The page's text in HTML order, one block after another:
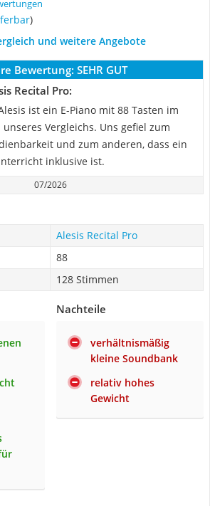
)
und weitere Angebote
Bewertung: SEHR GUT
Recital Pro:
ist ein E-Piano mit 88 Tasten im
Vergleichs. Uns gefiel zum
und zum anderen, dass ein
inklusive ist.
07/2026
Alesis Recital Pro
88
128 Stimmen
Nachteile
verhältnismäßig
kleine Soundbank
relativ hohes
Gewicht